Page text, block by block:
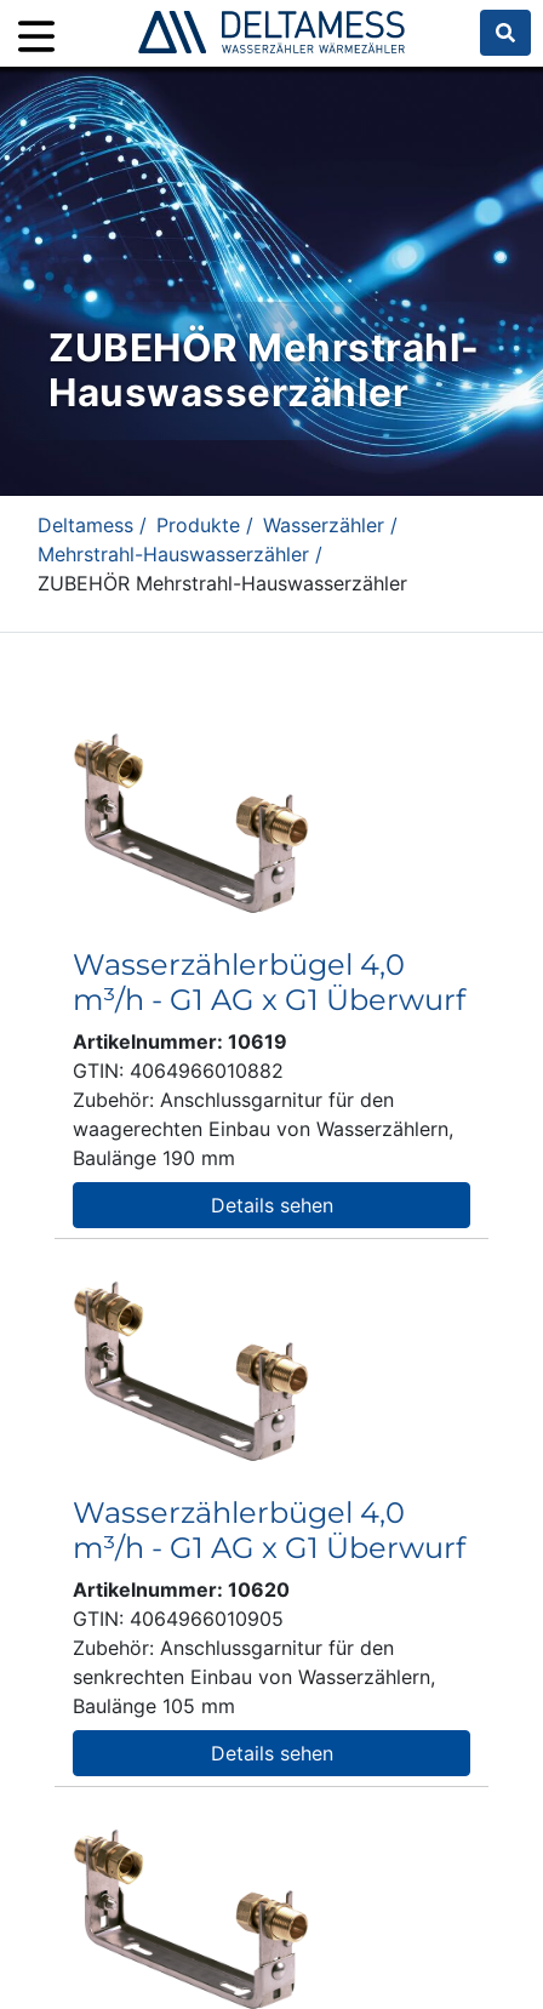
ZUBEHÖR Mehrstrahl-
Hauswasserzähler
Deltamess / Produkte / Wasserzähler /
Mehrstrahl-Hauswasserzähler /
ZUBEHÖR Mehrstrahl-Hauswasserzähler
Wasserzählerbügel 4,0
m³/h - G1 AG x G1 Überwurf
Artikelnummer: 10619
GTIN: 4064966010882
Zubehör: Anschlussgarnitur für den
waagerechten Einbau von Wasserzählern,
Baulänge 190 mm
Details sehen
Wasserzählerbügel 4,0
m³/h - G1 AG x G1 Überwurf
Artikelnummer: 10620
GTIN: 4064966010905
Zubehör: Anschlussgarnitur für den
senkrechten Einbau von Wasserzählern,
Baulänge 105 mm
Details sehen